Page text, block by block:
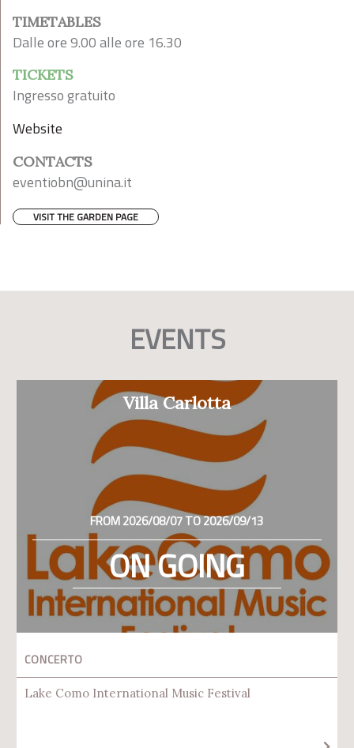
TIMETABLES
Dalle ore 9.00 alle ore 16.30
TICKETS
Ingresso gratuito
Website
CONTACTS
eventiobn@unina.it
VISIT THE GARDEN PAGE
EVENTS
Villa Carlotta
FROM 2026/08/07 TO 2026/09/13
ON GOING
CONCERTO
Lake Como International Music Festival